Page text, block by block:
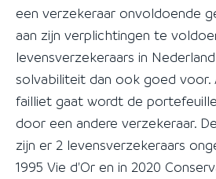
een verzekeraar onvoldoende
aan zijn verplichtingen te
levensverzekeraars in
solvabiliteit dan ook goed voor.
failliet gaat wordt de
door een andere verzekeraar.
zijn er 2 levensverzekeraars
1995 Vie d'Or en in 2020